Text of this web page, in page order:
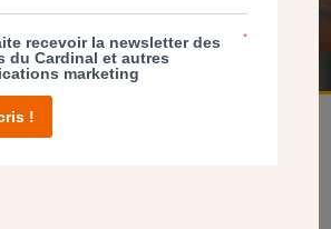
FAIRE UN DON
recevoir la newsletter des
du Cardinal et autres
marketing
*
!